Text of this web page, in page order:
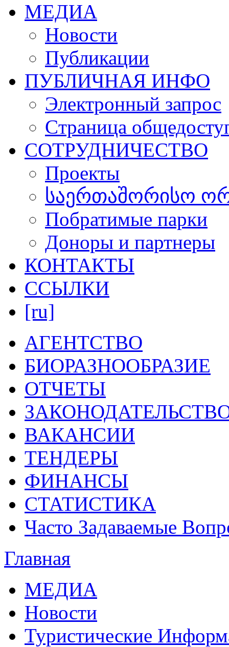
МЕДИА
Новости
Публикации
ПУБЛИЧНАЯ ИНФО
Электронный запрос
Cтраница
СОТРУДНИЧЕСТВО
Проекты
საერთაშორისო
Побратимые парки
Доноры и партнеры
КОНТАКТЫ
ССЫЛКИ
[ru]
АГЕНТСТВО
БИОРАЗНООБРАЗИЕ
ОТЧЕТЫ
ВАКАНСИИ
ТЕНДЕРЫ
ФИНАНСЫ
СТАТИСТИКА
Часто Задаваемые
Главная
МЕДИА
Новости
Туристические